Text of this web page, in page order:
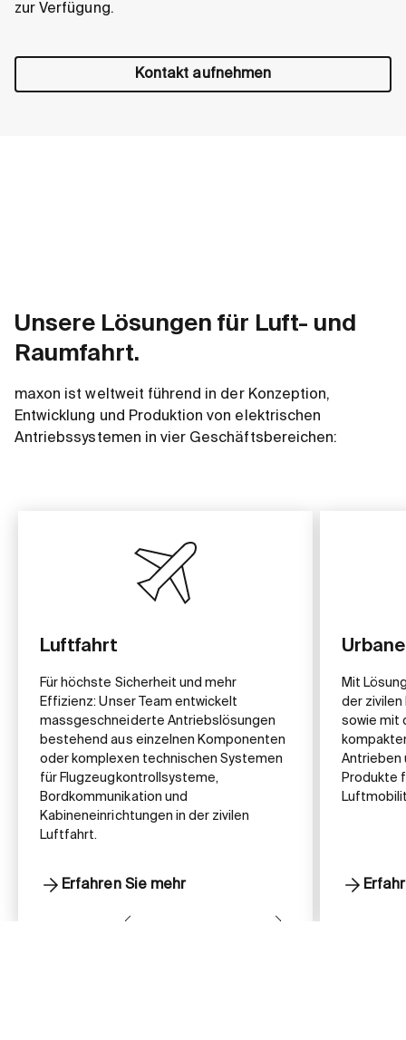
zur Verfügung.
Kontakt aufnehmen
Unsere Lösungen für Luft- und
Raumfahrt.
maxon ist weltweit führend in der Konzeption,
Entwicklung und Produktion von elektrischen
Antriebssystemen in vier Geschäftsbereichen:
Luftfahrt
Für höchste Sicherheit und mehr
Effizienz: Unser Team entwickelt
massgeschneiderte Antriebslösungen
bestehend aus einzelnen Komponenten
oder komplexen technischen Systemen
für Flugzeugkontrollsysteme,
Bordkommunikation und
Kabineneinrichtungen in der zivilen
Luftfahrt.
Erfahren Sie mehr
Mit
der
sowie mit
Antrieben
Produkte